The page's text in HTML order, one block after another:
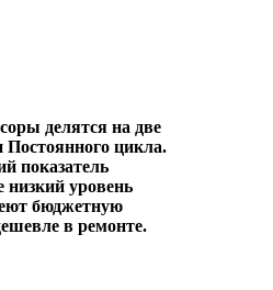
делятся на две
цикла.
показатель
низкий уровень
бюджетную
в ремонте.